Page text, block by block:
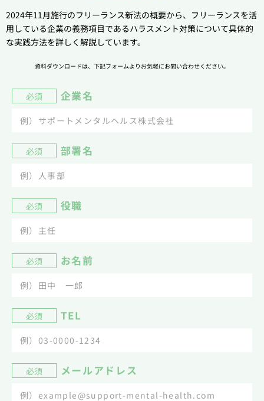
2024年11月施行のフリーランス新法の概要から、フリーランスを活
用している企業の義務項目であるハラスメント対策について具体的
な実践方法を詳しく解説しています。
資料ダウンロードは、下記フォームよりお気軽にお問い合わせください。
必須 企業名
必須 部署名
必須 役職
必須 お名前
必須 TEL
必須 メールアドレス